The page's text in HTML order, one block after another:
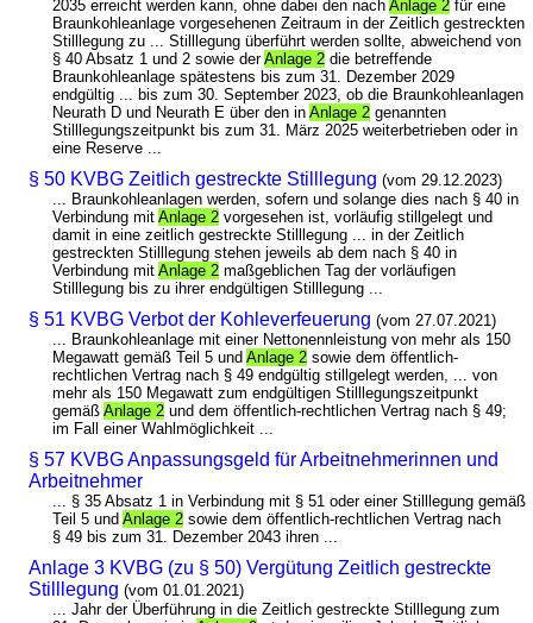
2035 erreicht werden kann, ohne dabei den nachAnlage 2 für eine
Braunkohleanlage vorgesehenen Zeitraum in der Zeitlich gestreckten
Stilllegung zu ... Stilllegung überführt werden sollte, abweichend von
§ 40 Absatz 1 und 2 sowie derAnlage 2 die betreffende
Braunkohleanlage spätestens bis zum 31. Dezember 2029
endgültig ... bis zum 30. September 2023, ob die Braunkohleanlagen
Neurath D und Neurath E über den inAnlage 2 genannten
Stilllegungszeitpunkt bis zum 31. März 2025 weiterbetrieben oder in
eine Reserve ...
§ 50 KVBG Zeitlich gestreckte Stilllegung (vom 29.12.2023)
... Braunkohleanlagen werden, sofern und solange dies nach § 40 in
Verbindung mitAnlage 2 vorgesehen ist, vorläufig stillgelegt und
damit in eine zeitlich gestreckte Stilllegung ... in der Zeitlich
gestreckten Stilllegung stehen jeweils ab dem nach § 40 in
Verbindung mitAnlage 2 maßgeblichen Tag der vorläufigen
Stilllegung bis zu ihrer endgültigen Stilllegung ...
§ 51 KVBG Verbot der Kohleverfeuerung (vom 27.07.2021)
... Braunkohleanlage mit einer Nettonennleistung von mehr als 150
Megawatt gemäß Teil 5 undAnlage 2 sowie dem öffentlich-
rechtlichen Vertrag nach § 49 endgültig stillgelegt werden, ... von
mehr als 150 Megawatt zum endgültigen Stilllegungszeitpunkt
gemäßAnlage 2 und dem öffentlich-rechtlichen Vertrag nach § 49;
im Fall einer Wahlmöglichkeit ...
§ 57 KVBG Anpassungsgeld für Arbeitnehmerinnen und
Arbeitnehmer
... § 35 Absatz 1 in Verbindung mit § 51 oder einer Stilllegung gemäß
Teil 5 undAnlage 2 sowie dem öffentlich-rechtlichen Vertrag nach
§ 49 bis zum 31. Dezember 2043 ihren ...
Anlage 3 KVBG (zu § 50) Vergütung Zeitlich gestreckte
Stilllegung (vom 01.01.2021)
... Jahr der Überführung in die Zeitlich gestreckte Stilllegung zum